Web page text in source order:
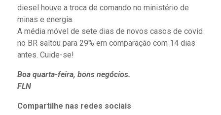
diesel houve a troca de comando no ministério de
minas e energia.
A média móvel de sete dias de novos casos de covid
no BR saltou para 29% em comparação com 14 dias
antes. Cuide-se!
Boa quarta-feira, bons negócios.
FLN
Compartilhe nas redes sociais